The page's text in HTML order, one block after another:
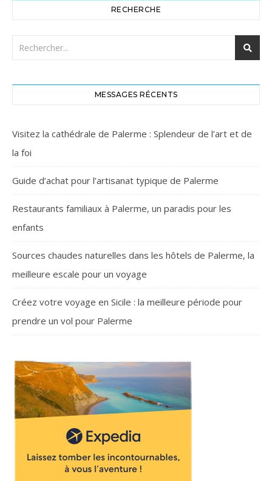
RECHERCHE
MESSAGES RÉCENTS
Visitez la cathédrale de Palerme : Splendeur de l’art et de
la foi
Guide d’achat pour l’artisanat typique de Palerme
Restaurants familiaux à Palerme, un paradis pour les
enfants
Sources chaudes naturelles dans les hôtels de Palerme, la
meilleure escale pour un voyage
Créez votre voyage en Sicile : la meilleure période pour
prendre un vol pour Palerme